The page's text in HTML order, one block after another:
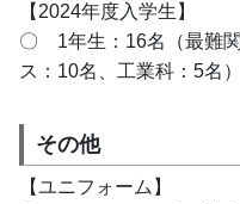
【2024年度入学生】
〇　1年生：16名（最難
ス：10名、工業科：5名）
その他
【ユニフォーム】